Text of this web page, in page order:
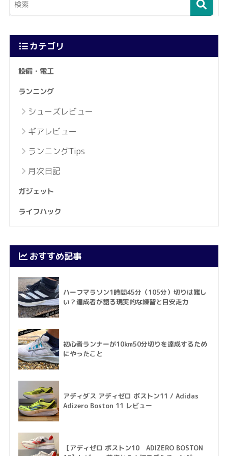
カテゴリ
設備・電工
ランニング
シューズレビュー
ギアレビュー
ランニングTips
月次日記
ガジェット
ライフハック
おすすめ記事
ハーフマラソン1時間45分（105分）切りは難し
い？達成者が語る現実的な練習と目安走力
初心者ランナーが10km50分切りを達成するため
にやったこと
アディダス アディゼロ ボストン11 / Adidas
Adizero Boston 11 レビュー
【アディゼロ ボストン10 ADIZERO BOSTON